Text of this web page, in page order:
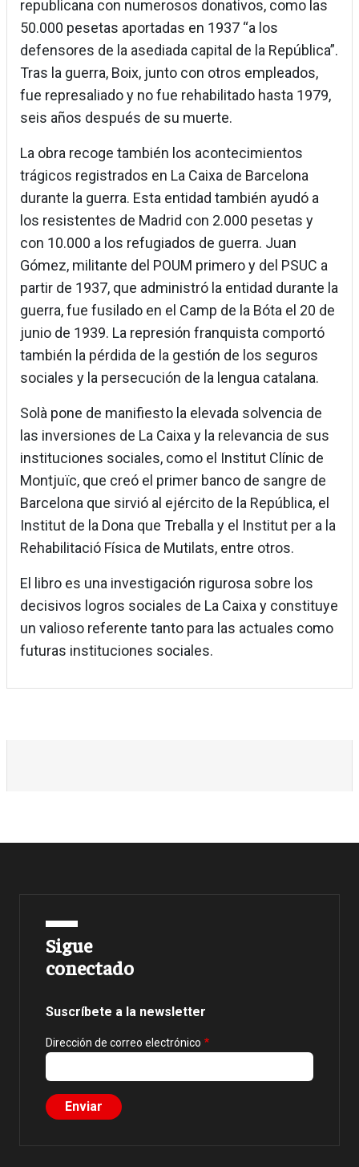
republicana con numerosos donativos, como las
50.000 pesetas aportadas en 1937 “a los
defensores de la asediada capital de la República”.
Tras la guerra, Boix, junto con otros empleados,
fue represaliado y no fue rehabilitado hasta 1979,
seis años después de su muerte.
La obra recoge también los acontecimientos
trágicos registrados en La Caixa de Barcelona
durante la guerra. Esta entidad también ayudó a
los resistentes de Madrid con 2.000 pesetas y
con 10.000 a los refugiados de guerra. Juan
Gómez, militante del POUM primero y del PSUC a
partir de 1937, que administró la entidad durante la
guerra, fue fusilado en el Camp de la Bóta el 20 de
junio de 1939. La represión franquista comportó
también la pérdida de la gestión de los seguros
sociales y la persecución de la lengua catalana.
Solà pone de manifiesto la elevada solvencia de
las inversiones de La Caixa y la relevancia de sus
instituciones sociales, como el Institut Clínic de
Montjuïc, que creó el primer banco de sangre de
Barcelona que sirvió al ejército de la República, el
Institut de la Dona que Treballa y el Institut per a la
Rehabilitació Física de Mutilats, entre otros.
El libro es una investigación rigurosa sobre los
decisivos logros sociales de La Caixa y constituye
un valioso referente tanto para las actuales como
futuras instituciones sociales.
Sigue
conectado
Suscríbete a la newsletter
Dirección de correo electrónico